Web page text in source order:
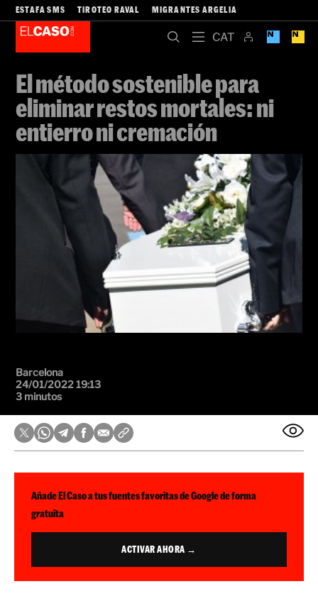
ESTAFA SMS TIROTEO RAVAL MIGRANTES ARGELIA
El método sostenible para
eliminar restos mortales: ni
entierro ni cremación
Barcelona
24/01/2022 19:13
3 minutos
Añade El Caso a tus fuentes favoritas de Google de forma
gratuita
ACTIVAR AHORA →